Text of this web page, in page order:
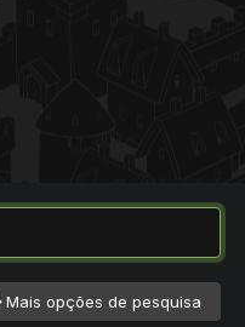
Mais opções de pesquisa